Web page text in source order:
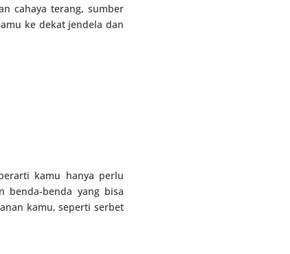
cahaya terang, sumber
ke dekat jendela dan
kamu hanya perlu
benda-benda yang bisa
kamu, seperti serbet